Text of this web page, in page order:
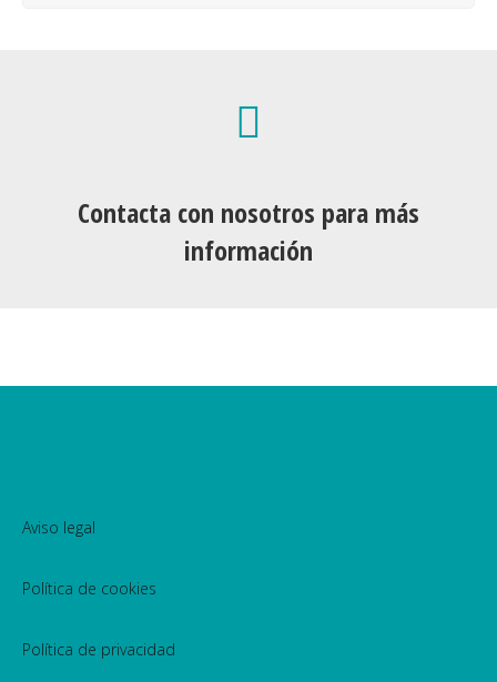
Contacta con nosotros para más
información
Aviso legal
Política de cookies
Política de privacidad